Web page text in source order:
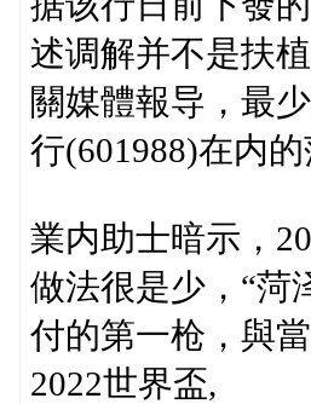
述调解并不是扶
關媒體報导，最
行(601988)在内
業内助士暗示，
做法很是少，“菏
付的第一枪，與
2022世界盃,